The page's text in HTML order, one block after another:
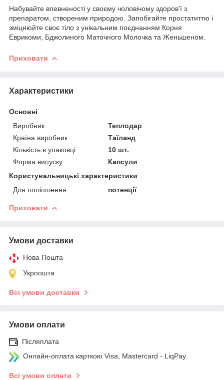
Набувайте впевненості у своєму чоловічому здоров'ї з
препаратом, створеним природою. Запобігайте простатиттю і
зміцнюйте своє тіло з унікальним поєднанням Корня
Еврикоми, Бджолиного Маточного Молочка та Женьшеном.
Приховати
Характеристики
Основні
Виробник
Теплодар
Країна виробник
Таїланд
Кількість в упаковці
10 шт.
Форма випуску
Капсули
Користувальницькі характеристики
Для поліпшення
потенції
Приховати
Умови доставки
Нова Пошта
Укрпошта
Всі умови доставки
Умови оплати
Післяплата
Онлайн-оплата карткою Visa, Mastercard - LiqPay
Всі умови оплати